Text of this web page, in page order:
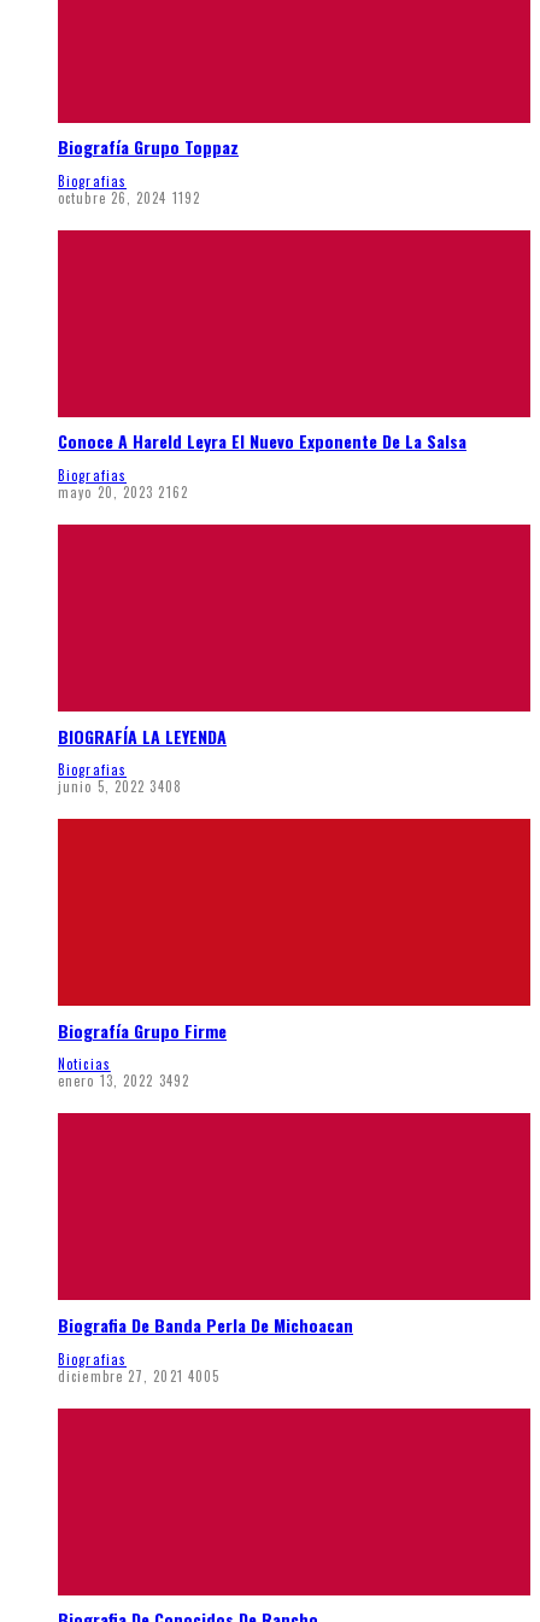
Biografía Grupo Toppaz
Biografias
octubre 26, 2024 1192
Conoce A Hareld Leyra El Nuevo Exponente De La Salsa
Biografias
mayo 20, 2023 2162
BIOGRAFÍA LA LEYENDA
Biografias
junio 5, 2022 3408
Biografía Grupo Firme
Noticias
enero 13, 2022 3492
Biografia De Banda Perla De Michoacan
Biografias
diciembre 27, 2021 4005